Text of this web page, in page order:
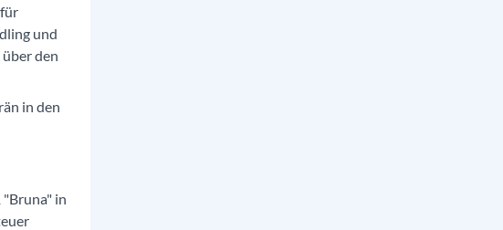
und
den
in den
in